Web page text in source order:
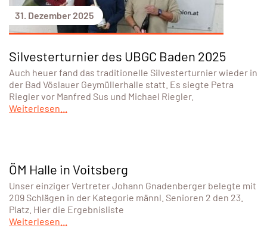
31. Dezember 2025
Silvesterturnier des UBGC Baden 2025
Auch heuer fand das traditionelle Silvesterturnier wieder in
der Bad Vöslauer Geymüllerhalle statt. Es siegte Petra
Riegler vor Manfred Sus und Michael Riegler.
Weiterlesen...
ÖM Halle in Voitsberg
Unser einziger Vertreter Johann Gnadenberger belegte mit
209 Schlägen in der Kategorie männl. Senioren 2 den 23.
Platz. Hier die Ergebnisliste
Weiterlesen...